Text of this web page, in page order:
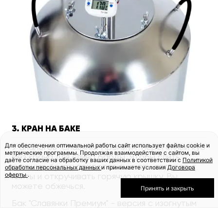
3. КРАН НА БАКЕ
У аналогов "Славянки Премиум" перегонный куб
без крана для слива барды. Чтобы слить
кипящую брагу, придется снимать аппарат с
плиты и откручивать горячую крышку. Вы
можете обжечься.
Бак "Славянки Премиум" - версия с изогнутым
Для обеспечения оптимальной работы сайт использует файлы cookie и
метрические программы. Продолжая взаимодействие с сайтом, вы
даёте согласие на обработку ваших данных в соответствии с Политикой
обработки персональных данныхи принимаете условияДоговора
оферты.
Принять и закрыть